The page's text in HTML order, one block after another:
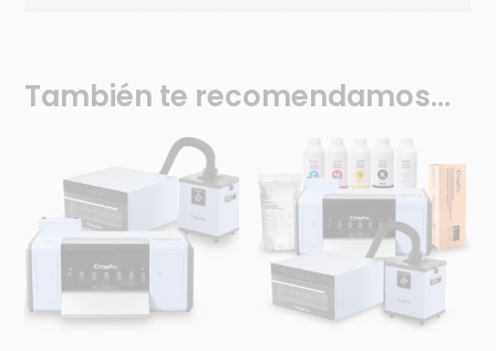
También te recomendamos…